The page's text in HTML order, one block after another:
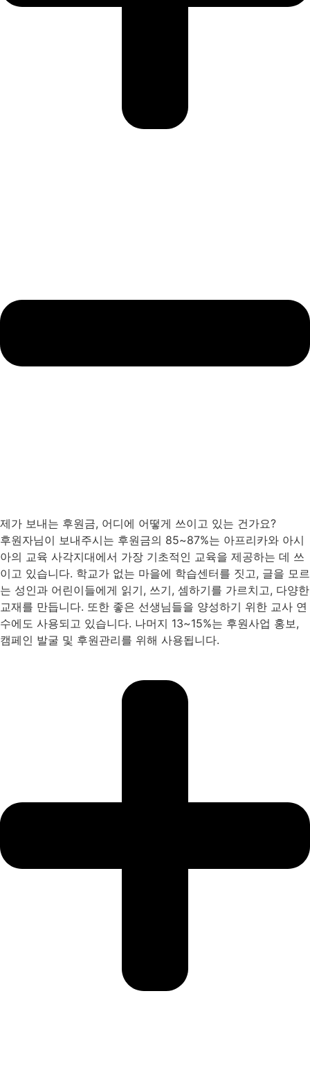
제가 보내는 후원금, 어디에 어떻게 쓰이고 있는 건가요?
후원자님이 보내주시는 후원금의 85~87%는 아프리카와 아시
아의 교육 사각지대에서 가장 기초적인 교육을 제공하는 데 쓰
이고 있습니다. 학교가 없는 마을에 학습센터를 짓고, 글을 모르
는 성인과 어린이들에게 읽기, 쓰기, 셈하기를 가르치고, 다양한
교재를 만듭니다. 또한 좋은 선생님들을 양성하기 위한 교사 연
수에도 사용되고 있습니다. 나머지 13~15%는 후원사업 홍보,
캠페인 발굴 및 후원관리를 위해 사용됩니다.